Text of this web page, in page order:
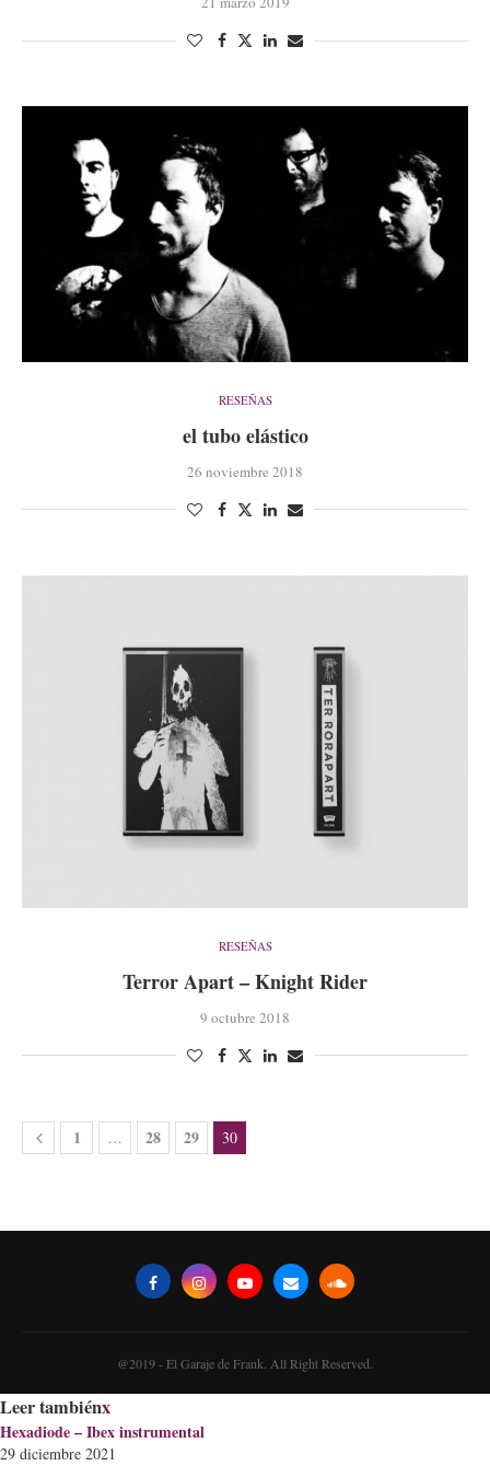
RESEÑAS
el tubo elástico
26 noviembre 2018
RESEÑAS
Terror Apart – Knight Rider
9 octubre 2018
1 … 28 29 30
@2019 - El Garaje de Frank. All Right Reserved.
Leer tambiénx
Hexadiode – Ibex instrumental
29 diciembre 2021